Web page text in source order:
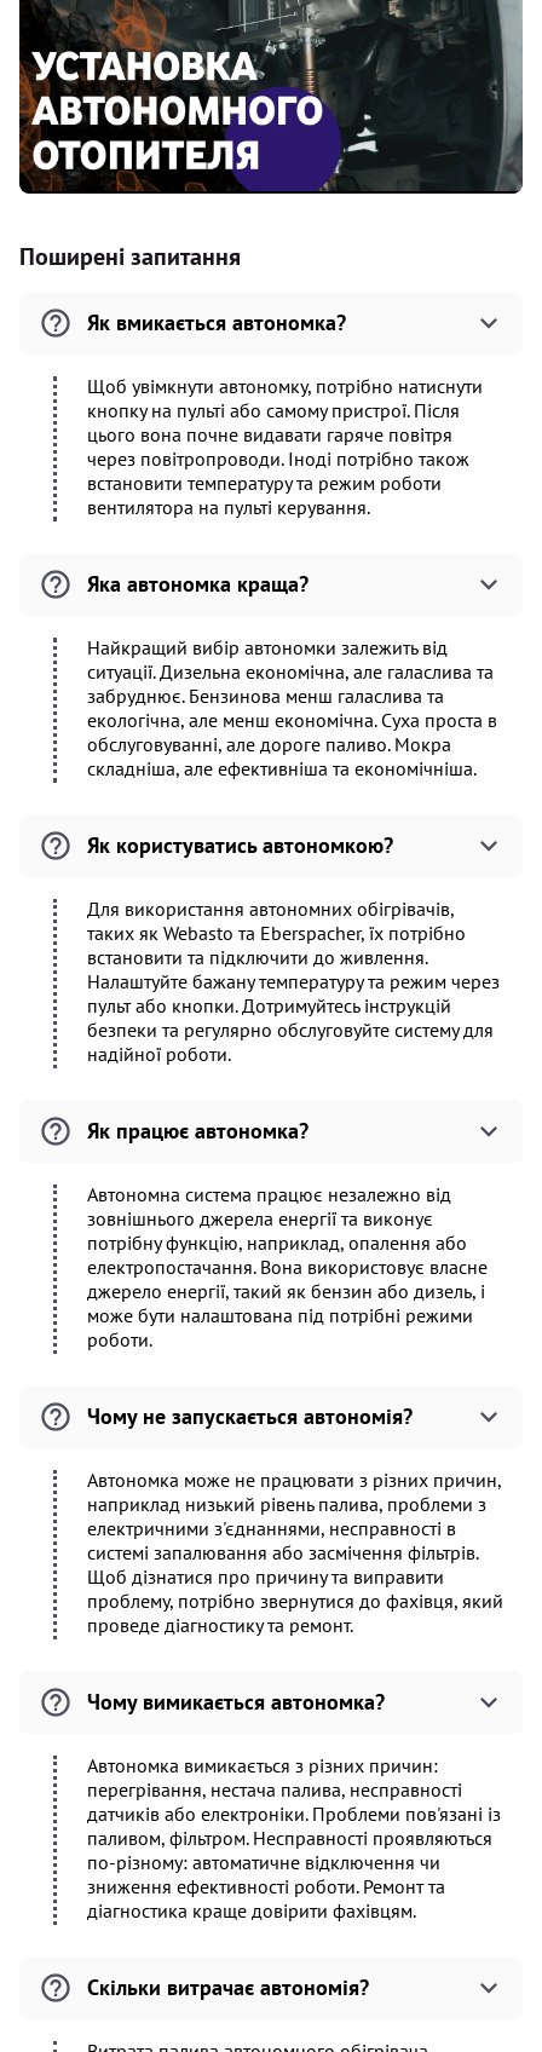
Поширені запитання
Як вмикається автономка?
Щоб увімкнути автономку, потрібно натиснути
кнопку на пульті або самому пристрої. Після
цього вона почне видавати гаряче повітря
через повітропроводи. Іноді потрібно також
встановити температуру та режим роботи
вентилятора на пульті керування.
Яка автономка краща?
Найкращий вибір автономки залежить від
ситуації. Дизельна економічна, але галаслива та
забруднює. Бензинова менш галаслива та
екологічна, але менш економічна. Суха проста в
обслуговуванні, але дороге паливо. Мокра
складніша, але ефективніша та економічніша.
Як користуватись автономкою?
Для використання автономних обігрівачів,
таких як Webasto та Eberspacher, їх потрібно
встановити та підключити до живлення.
Налаштуйте бажану температуру та режим через
пульт або кнопки. Дотримуйтесь інструкцій
безпеки та регулярно обслуговуйте систему для
надійної роботи.
Як працює автономка?
Автономна система працює незалежно від
зовнішнього джерела енергії та виконує
потрібну функцію, наприклад, опалення або
електропостачання. Вона використовує власне
джерело енергії, такий як бензин або дизель, і
може бути налаштована під потрібні режими
роботи.
Чому не запускається автономія?
Автономка може не працювати з різних причин,
наприклад низький рівень палива, проблеми з
електричними з'єднаннями, несправності в
системі запалювання або засмічення фільтрів.
Щоб дізнатися про причину та виправити
проблему, потрібно звернутися до фахівця, який
проведе діагностику та ремонт.
Чому вимикається автономка?
Автономка вимикається з різних причин:
перегрівання, нестача палива, несправності
датчиків або електроніки. Проблеми пов'язані із
паливом, фільтром. Несправності проявляються
по-різному: автоматичне відключення чи
зниження ефективності роботи. Ремонт та
діагностика краще довірити фахівцям.
Скільки витрачає автономія?